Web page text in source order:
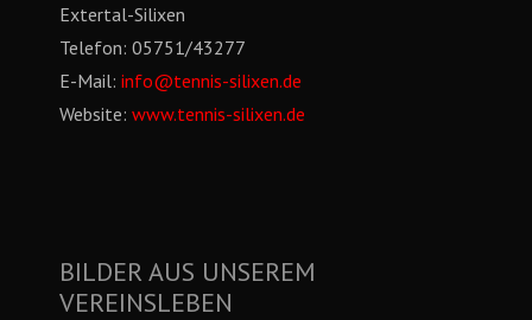
Extertal-Silixen
Telefon: 05751/43277
E-Mail: info@tennis-silixen.de
Website: www.tennis-silixen.de
BILDER AUS UNSEREM
VEREINSLEBEN